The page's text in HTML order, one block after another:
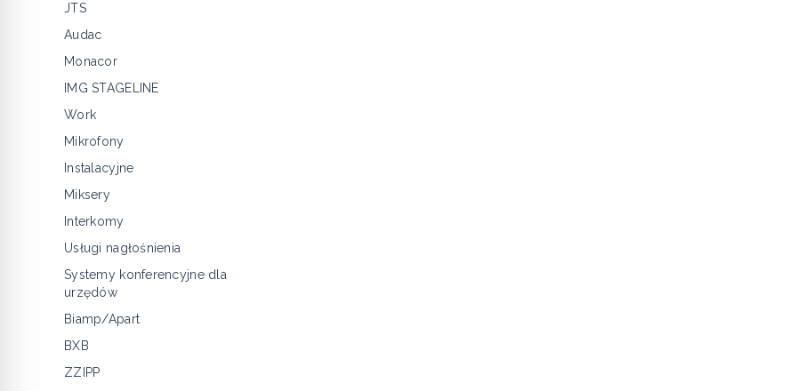
JTS
Audac
Monacor
IMG STAGELINE
Work
Mikrofony
Instalacyjne
Miksery
Interkomy
Usługi nagłośnienia
Systemy konferencyjne dla
urzędów
Biamp/Apart
BXB
ZZIPP